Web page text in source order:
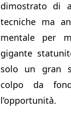
dimostrato di
tecniche ma
mentale per
gigante
solo un gran
colpo da
l’opportunità.